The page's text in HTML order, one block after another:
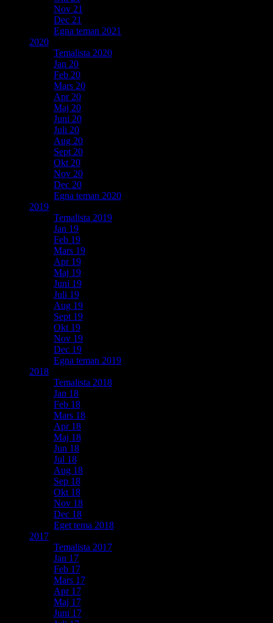
Nov 21
Dec 21
Egna teman 2021
2020
Temalista 2020
Jan 20
Feb 20
Mars 20
Apr 20
Maj 20
Juni 20
Juli 20
Aug 20
Sept 20
Okt 20
Nov 20
Dec 20
Egna teman 2020
2019
Temalista 2019
Jan 19
Feb 19
Mars 19
Apr 19
Maj 19
Juni 19
Juli 19
Aug 19
Sept 19
Okt 19
Nov 19
Dec 19
Egna teman 2019
2018
Temalista 2018
Jan 18
Feb 18
Mars 18
Apr 18
Maj 18
Jun 18
Jul 18
Aug 18
Sep 18
Okt 18
Nov 18
Dec 18
Eget tema 2018
2017
Temalista 2017
Jan 17
Feb 17
Mars 17
Apr 17
Maj 17
Juni 17